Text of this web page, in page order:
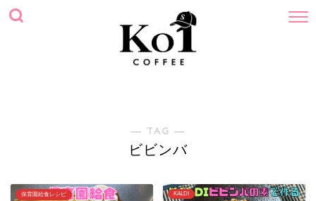
― TAG ―
ビビンバ
保育園給食レシピ KALDI